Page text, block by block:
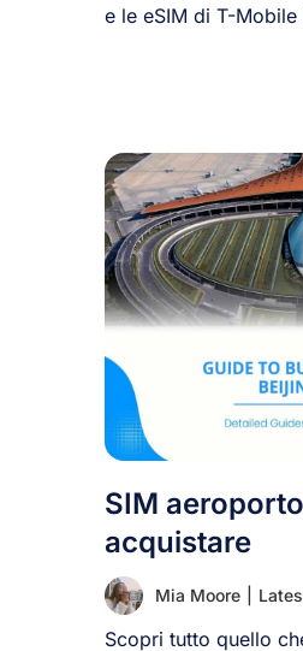
e le eSIM di T-
SIM
acquistare
Mia Moore
Scopri tutto quello